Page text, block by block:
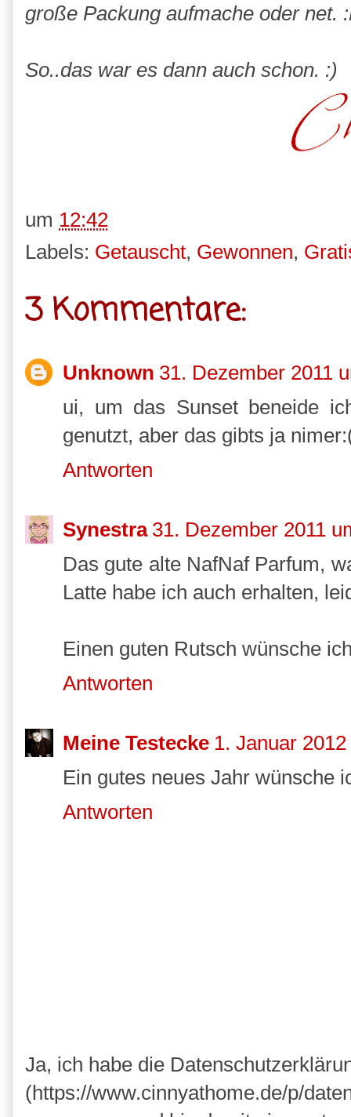
große Packung aufmache oder net.
So..das war es dann auch schon. :)
um 12:42
Labels: Getauscht, Gewonnen,
3 Kommentare:
Unknown 31. Dezember 2011
ui, um das Sunset beneide
genutzt, aber das gibts ja
Antworten
Synestra 31. Dezember 2011
Das gute alte NafNaf Parfum,
Latte habe ich auch erhalten,
Einen guten Rutsch wünsche
Antworten
Meine Testecke 1. Januar
Ein gutes neues Jahr wünsche
Antworten
Ja, ich habe die
(https://www.cinnyathome.de/p/